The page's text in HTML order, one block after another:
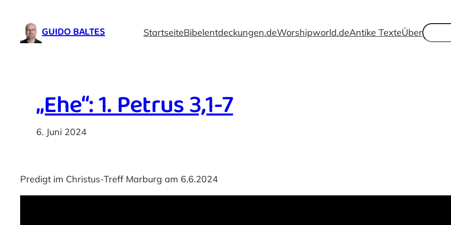
Inhalt
springenGUIDO BALTES StartseiteBibelentdeckungen.deWorshipworld.deAntike TexteÜberSuchen
„Ehe“: 1. Petrus 3,1-7
6. Juni 2024
Predigt im Christus-Treff Marburg am 6.6.2024